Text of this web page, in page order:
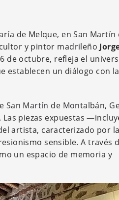
de Melque, en San Martín
y pintor madrileño
de octubre, refleja el
establecen un diálogo con la
San Martín de Montalbán,
piezas expuestas
artista, caracterizado por
sensible. A través
un espacio de memoria y